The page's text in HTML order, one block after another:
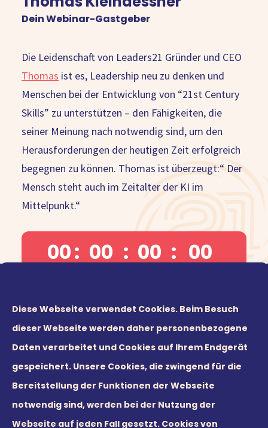
Diese Webseite verwendet Cookies. Beim Besuch
dieser Webseite werden daher personenbezogene
Daten verarbeitet und Cookies auf Ihrem Endgerät
gespeichert. Unsere Cookies, die zwingend für die
Bereitstellung der Funktionen der Webseite
notwendig sind, werden bei der Nutzung der
Webseite auf jeden Fall gesetzt. Cookies von
Dein Webinar-Gastgeber
Die Leidenschaft von Leaders21 Gründer und CEO
Thomas ist es, Leadership neu zu denken und
Menschen bei der Entwicklung von “21st Century
Skills” zu unterstützen – den Fähigkeiten, die
seiner Meinung nach notwendig sind, um den
Herausforderungen der heutigen Zeit erfolgreich
begegnen zu können. Thomas ist überzeugt:“ Der
Mensch steht auch im Zeitalter der KI im
Mittelpunkt.“
00: 00 : 00 : 00
Das LIVE-Webinar startet
demnächst:
Sei amMittwoch, dem 30. April, um 9:00 Uhr live
auf Zoom dabei und erfahre, welche „Human
Skills“ auch weiterhin unverzichtbar sind.